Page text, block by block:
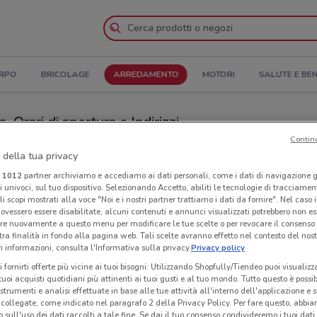
BRICOLAGE ARREDAMENTO MOTORI SALUTE E
Orari di apertura e Indirizzi
Negozi CasaTua a Montecchio Maggiore
della tua privacy
1012partner archiviamo e accediamo ai dati personali, come i dati di navigazione
sul tuo dispositivo. Selezionando Accetto, abiliti le tecnologie di
scopi mostrati alla voce "Noi e i nostri partner trattiamo i dati da fornire". Nel caso
essere disabilitate, alcuni contenuti e annunci visualizzati potrebbero non
nuovamente a questo menu per modificare le tue scelte o per revocare il
finalità in fondo alla pagina web. Tali scelte avranno effetto nel contesto del
informazioni, consulta l'Informativa sulla privacy.Privacy policy
fornirti offerte più vicine ai tuoi bisogni: Utilizzando Shopfully/Tiendeo puoi
acquisti quotidiani più attinenti ai tuoi gusti e al tuo mondo. Tutto questo è
e analisi effettuate in base alle tue attività all'interno dell'applicazione e
come indicato nel paragrafo 2 della Privacy Policy. Per fare questo,
sull'uso dei dati raccolti a tale fine. Se dai il tuo consenso condivideremo i tuoi dati